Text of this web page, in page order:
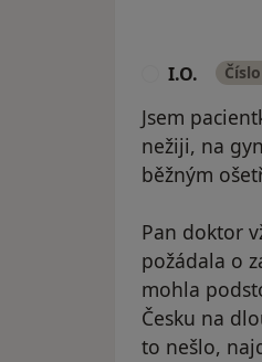
I.O.
Jsem
nežiji, na
běžným
Pan doktor
požádala o
mohla
Česku na
to nešlo,